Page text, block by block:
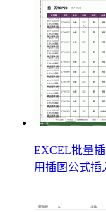
EXCEL批量
用插图公式插